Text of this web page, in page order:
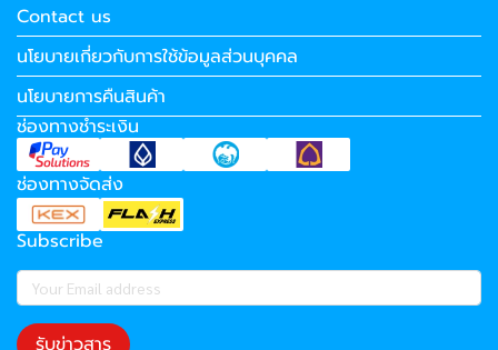
Contact us
นโยบายเกี่ยวกับการใช้ข้อมูลส่วนบุคคล
นโยบายการคืนสินค้า
ช่องทางชำระเงิน
ช่องทางจัดส่ง
Subscribe
รับข่าวสาร